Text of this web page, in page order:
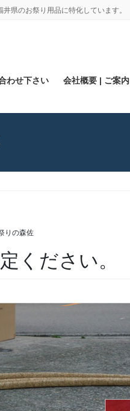
のお祭り用品に特化しています。
わせ下さい 会社概要 | ご案内
りの森佐
ください。